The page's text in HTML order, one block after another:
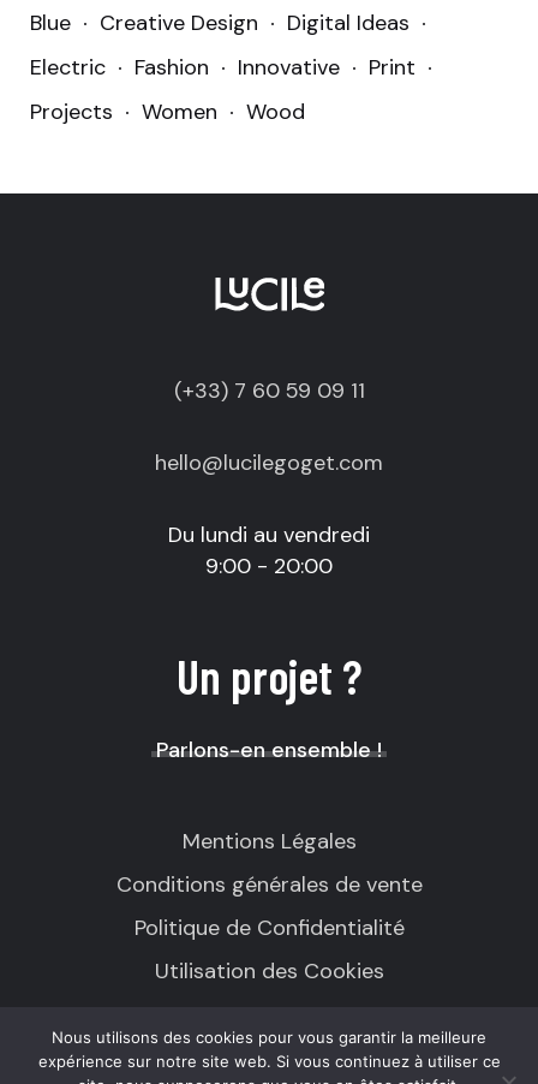
Blue Creative Design
Digital Ideas
Electric
Fashion Innovative
Print
Projects
Women Wood
(+33) 7 60 59 09 11
hello@lucilegoget.com
Du lundi au vendredi
9:00 - 20:00
Un projet ?
Parlons-en ensemble !
Mentions Légales
Conditions générales de vente
Politique de Confidentialité
Utilisation des Cookies
Nous utilisons des cookies pour vous garantir la meilleure
expérience sur notre site web. Si vous continuez à utiliser ce